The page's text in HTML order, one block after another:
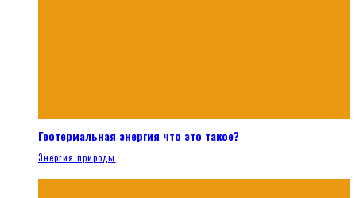
Геотермальная энергия что это такое?
Энергия природы